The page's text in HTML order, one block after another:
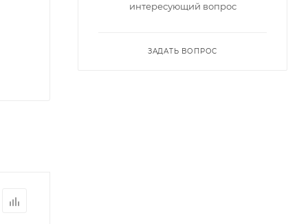
интересующий вопрос
ЗАДАТЬ ВОПРОС